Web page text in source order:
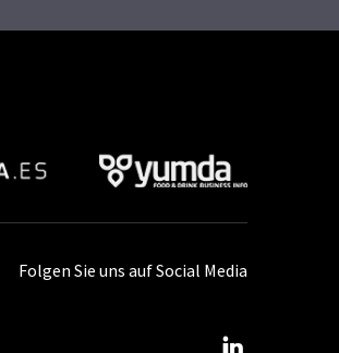
Folgen Sie uns auf Social Media